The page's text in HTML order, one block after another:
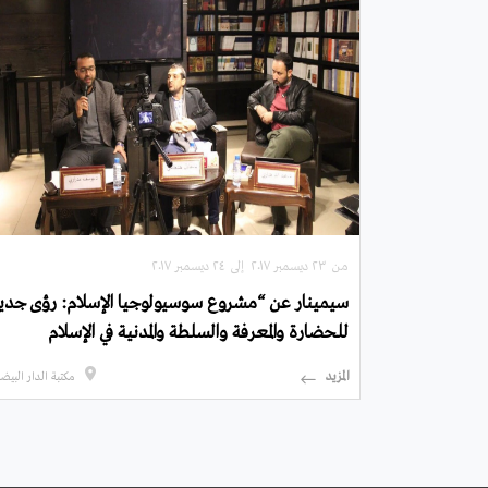
من ۲۳ ديسمبر ۲۰۱۷ إلى ۲٤ ديسمبر ۲۰۱۷
سيمينار عن “مشروع سوسيولوجيا الإسلام: رؤى
للحضارة والمعرفة والسلطة والمدنية في الإسلام
المزيد مكتبة الدار